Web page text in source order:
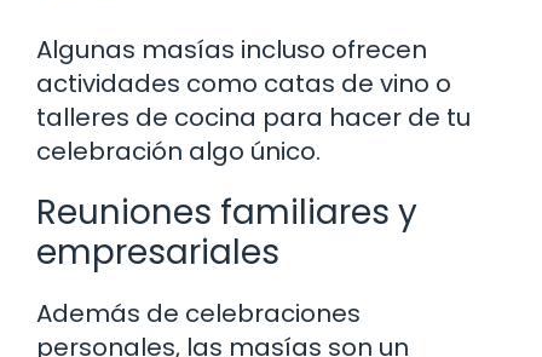
Algunas masías incluso ofrecen
actividades como catas de vino o
talleres de cocina para hacer de tu
celebración algo único.
Reuniones familiares y
empresariales
Además de celebraciones
personales, las masías son un